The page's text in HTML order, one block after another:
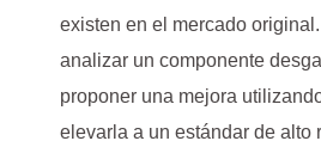
existen en el mercado
analizar un componente
proponer una mejora
elevarla a un estándar de alto